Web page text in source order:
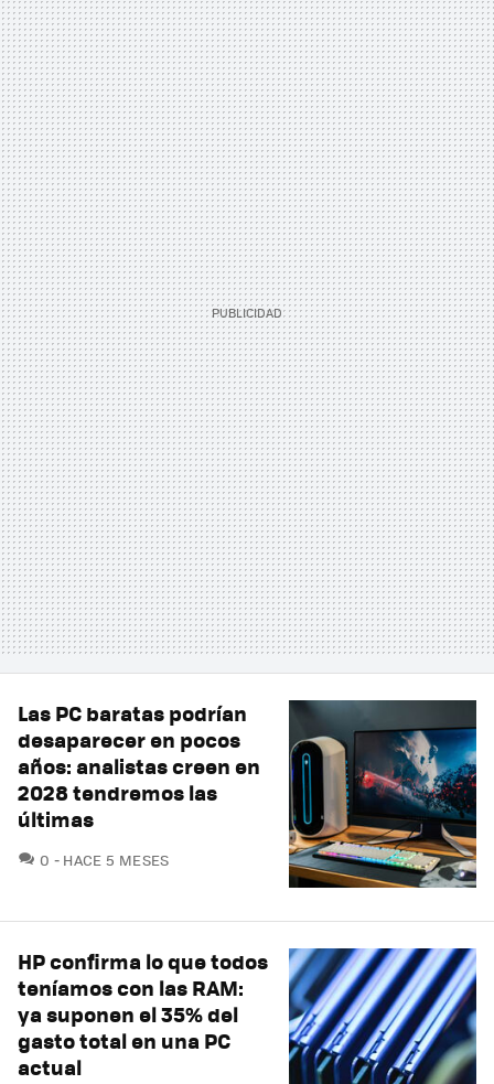
Las PC baratas podrían
desaparecer en pocos
años: analistas creen en
2028 tendremos las
últimas
0 COMENTARIOS
HACE 5 MESES
HP confirma lo que todos
teníamos con las RAM:
ya suponen el 35% del
gasto total en una PC
actual